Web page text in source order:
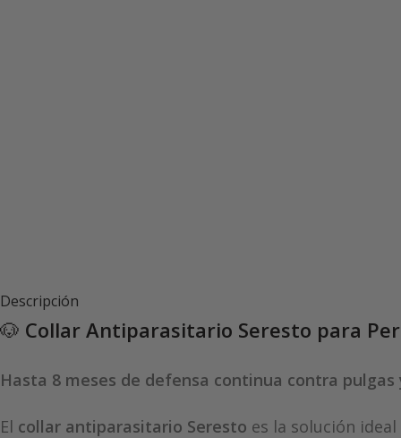
Descripción
🐶 Collar Antiparasitario Seresto para
Hasta 8 meses de defensa continua contra
El collar antiparasitario Seresto es la solución